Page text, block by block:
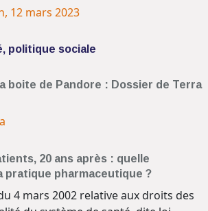
12 mars 2023
politique sociale
boite de Pandore : Dossier de Terra
20 ans après : quelle
pratique pharmaceutique ?
4 mars 2002 relative aux droits des